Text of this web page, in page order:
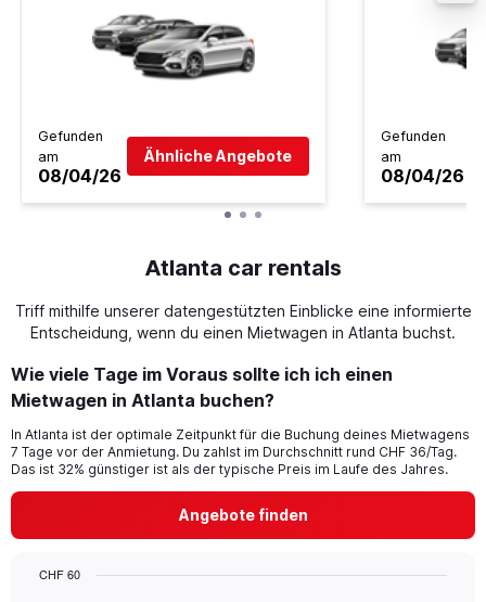
Gefunden
am
08/04/26
Ähnliche Angebote
Gefunden
am
08/04/26
Atlanta car rentals
Triff mithilfe unserer datengestützten Einblicke eine informierte
Entscheidung, wenn du einen Mietwagen in Atlanta buchst.
Wie viele Tage im Voraus sollte ich ich einen
Mietwagen in Atlanta buchen?
In Atlanta ist der optimale Zeitpunkt für die Buchung deines Mietwagens
7 Tage vor der Anmietung. Du zahlst im Durchschnitt rund CHF 36/Tag.
Das ist 32% günstiger ist als der typische Preis im Laufe des Jahres.
Angebote finden
CHF 60